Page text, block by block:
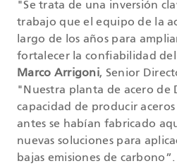
"Se trata de una inversión
trabajo que el equipo de la
largo de los años para
fortalecer la confiabilidad
Marco Arrigoni, Senior
"Nuestra planta de acero de
capacidad de producir
antes se habían fabricado
nuevas soluciones para
bajas emisiones de carbono”.